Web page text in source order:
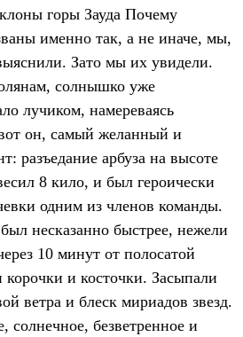
горы Зауда Почему
именно так, а не иначе, мы,
Зато мы их увидели.
солнышко уже
лучиком, намереваясь
вот он, самый желанный и
разъедание арбуза на высоте
8 кило, и был героически
одним из членов команды.
несказанно быстрее, нежели
10 минут от полосатой
и косточки. Засыпали
ветра и блеск мириадов звезд.
солнечное, безветренное и